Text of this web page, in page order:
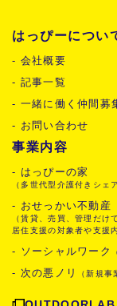
はっぴーについ
- 会社概要
- 記事一覧
- 一緒に働く仲間募
- お問い合わせ
事業内容
- はっぴーの家
（多世代型介護付きシェ
- おせっかい不動産
（賃貸、売買、管理だ
居住支援の対象者や支援
- ソーシャルワーク
- 次の悪ノリ （新規事